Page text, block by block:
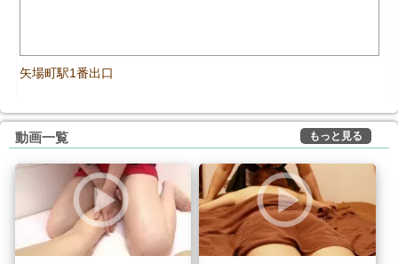
矢場町駅1番出口
動画一覧 もっと見る